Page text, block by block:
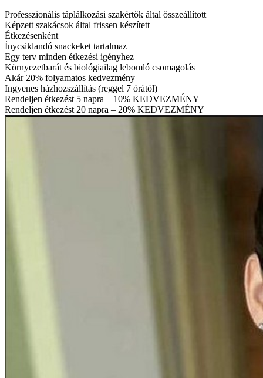
Professzionális táplálkozási szakértők által összeállított
Képzett szakácsok által frissen készített
Étkezésenként
Ínycsiklandó snackeket tartalmaz
Egy terv minden étkezési igényhez
Környezetbarát és biológiailag lebomló csomagolás
Akár 20% folyamatos kedvezmény
Ingyenes házhozszállítás (reggel 7 óràtól)
Rendeljen étkezést 5 napra – 10% KEDVEZMÉNY
Rendeljen étkezést 20 napra – 20% KEDVEZMÉNY